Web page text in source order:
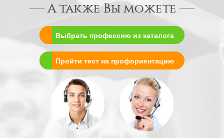
А также Вы можете
Выбрать профессию из каталога
Пройти тест на профориентацию